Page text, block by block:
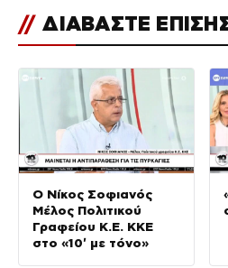
// ΔΙΑΒΑΣΤΕ
Ο Νίκος Σοφιανός
Μέλος Πολιτικού
Γραφείου Κ.Ε. ΚΚΕ
στο «10′ με τόνο»